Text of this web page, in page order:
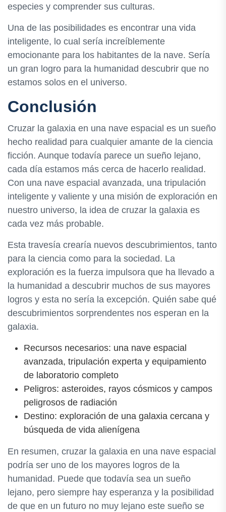
especies y comprender sus culturas.
Una de las posibilidades es encontrar una vida
inteligente, lo cual sería increíblemente
emocionante para los habitantes de la nave. Sería
un gran logro para la humanidad descubrir que no
estamos solos en el universo.
Conclusión
Cruzar la galaxia en una nave espacial es un sueño
hecho realidad para cualquier amante de la ciencia
ficción. Aunque todavía parece un sueño lejano,
cada día estamos más cerca de hacerlo realidad.
Con una nave espacial avanzada, una tripulación
inteligente y valiente y una misión de exploración en
nuestro universo, la idea de cruzar la galaxia es
cada vez más probable.
Esta travesía crearía nuevos descubrimientos, tanto
para la ciencia como para la sociedad. La
exploración es la fuerza impulsora que ha llevado a
la humanidad a descubrir muchos de sus mayores
logros y esta no sería la excepción. Quién sabe qué
descubrimientos sorprendentes nos esperan en la
galaxia.
Recursos necesarios: una nave espacial
avanzada, tripulación experta y equipamiento
de laboratorio completo
Peligros: asteroides, rayos cósmicos y campos
peligrosos de radiación
Destino: exploración de una galaxia cercana y
búsqueda de vida alienígena
En resumen, cruzar la galaxia en una nave espacial
podría ser uno de los mayores logros de la
humanidad. Puede que todavía sea un sueño
lejano, pero siempre hay esperanza y la posibilidad
de que en un futuro no muy lejano este sueño se